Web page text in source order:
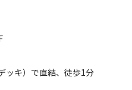
ッキ）で直結、徒歩1分